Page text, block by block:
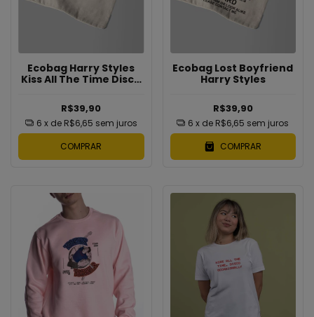
Ecobag Harry Styles
Kiss All The Time Disco
R$39,90
6 x de R$6,65 sem juros
COMPRAR
Ecobag Lost Boyfriend
Harry Styles
R$39,90
6 x de R$6,65 sem juros
COMPRAR